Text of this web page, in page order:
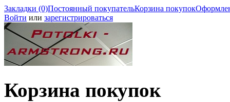
Закладки (0)Постоянный покупательКорзина покупок
Войти или зарегистрироваться
Корзина покупок